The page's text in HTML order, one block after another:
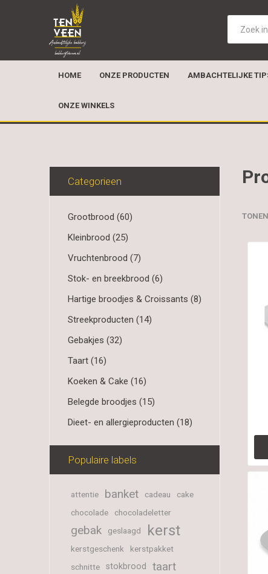
HOME ONZE PRODUCTEN AMBACHTELIJKE
ONZE WINKELS
TONEN
Categorieen
Grootbrood (60)
Kleinbrood (25)
Vruchtenbrood (7)
Stok- en breekbrood (6)
Hartige broodjes & Croissants (8)
Streekproducten (14)
Gebakjes (32)
Taart (16)
Koeken & Cake (16)
Belegde broodjes (15)
Dieet- en allergieproducten (18)
Populaire labels
attentie banket cadeau
cake
chocolade
chocoladeletter
gebak geslaagd kerst
kerstgeschenk
kerstpakket
schnitte
stokbrood taart